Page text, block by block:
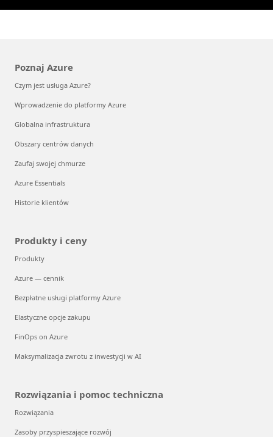
Poznaj Azure
Czym jest usługa Azure?
Wprowadzenie do platformy Azure
Globalna infrastruktura
Obszary centrów danych
Zaufaj swojej chmurze
Azure Essentials
Historie klientów
Produkty i ceny
Produkty
Azure — cennik
Bezpłatne usługi platformy Azure
Elastyczne opcje zakupu
FinOps on Azure
Maksymalizacja zwrotu z inwestycji w AI
Rozwiązania i pomoc techniczna
Rozwiązania
Zasoby przyspieszające rozwój